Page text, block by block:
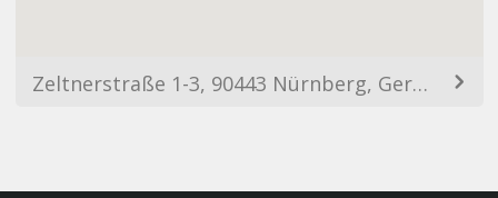
Zeltnerstraße 1-3, 90443 Nürnberg, Germany